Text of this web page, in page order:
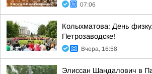
07:06
Колыхматова: День
Петрозаводске!
Вчера, 16:58
Элиссан Шандалович в